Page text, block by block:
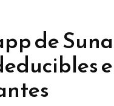
de